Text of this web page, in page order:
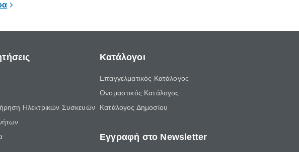
Ηλεκτρικών Συσκευών
Κατάλογοι
Επαγγελματικός Κατάλογος
Ονομαστικός Κατάλογος
Κατάλογος Δημοσίου
Εγγραφή στο Newsletter